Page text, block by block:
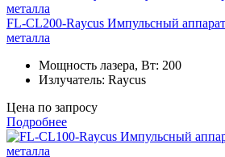
FL-CL200-Raycus Импульсный
металла
Мощность лазера, Вт: 200
Излучатель: Raycus
Цена по запросу
Подробнее